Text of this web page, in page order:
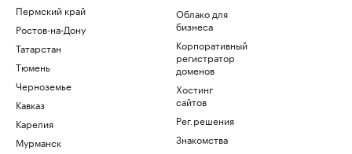
Пермский край
Ростов-на-Дону
Татарстан
Тюмень
Черноземье
Кавказ
Карелия
Мурманск
Облако для
бизнеса
Корпоративный
регистратор
доменов
Хостинг
сайтов
Рег.решения
Знакомства